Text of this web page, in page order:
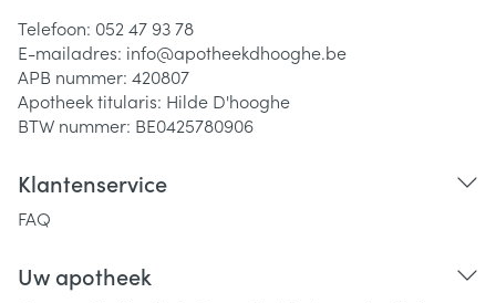
Telefoon: 052 47 93 78
E-mailadres: info@apotheekdhooghe.be
APB nummer: 420807
Apotheek titularis: Hilde D'hooghe
BTW nummer: BE0425780906
Klantenservice
FAQ
Uw apotheek